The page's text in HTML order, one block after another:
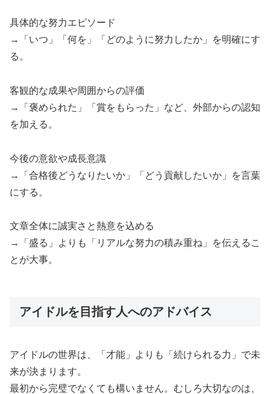
具体的な努力エピソード
→「いつ」「何を」「どのように努力したか」を明確にす
る。
客観的な成果や周囲からの評価
→「褒められた」「賞をもらった」など、外部からの認知
を加える。
今後の意欲や成長意識
→「合格後どうなりたいか」「どう貢献したいか」を言葉
にする。
文章全体に誠実さと熱意を込める
→「盛る」よりも「リアルな努力の積み重ね」を伝えるこ
とが大事。
アイドルを目指す人へのアドバイス
アイドルの世界は、「才能」よりも「続けられる力」で未
来が決まります。
最初から完璧でなくても構いません。むしろ大切なのは、